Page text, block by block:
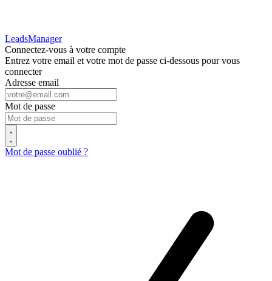
LeadsManager
Connectez-vous à votre compte
Entrez votre email et votre mot de passe ci-dessous pour vous
connecter
Adresse email
Mot de passe
Mot de passe oublié ?